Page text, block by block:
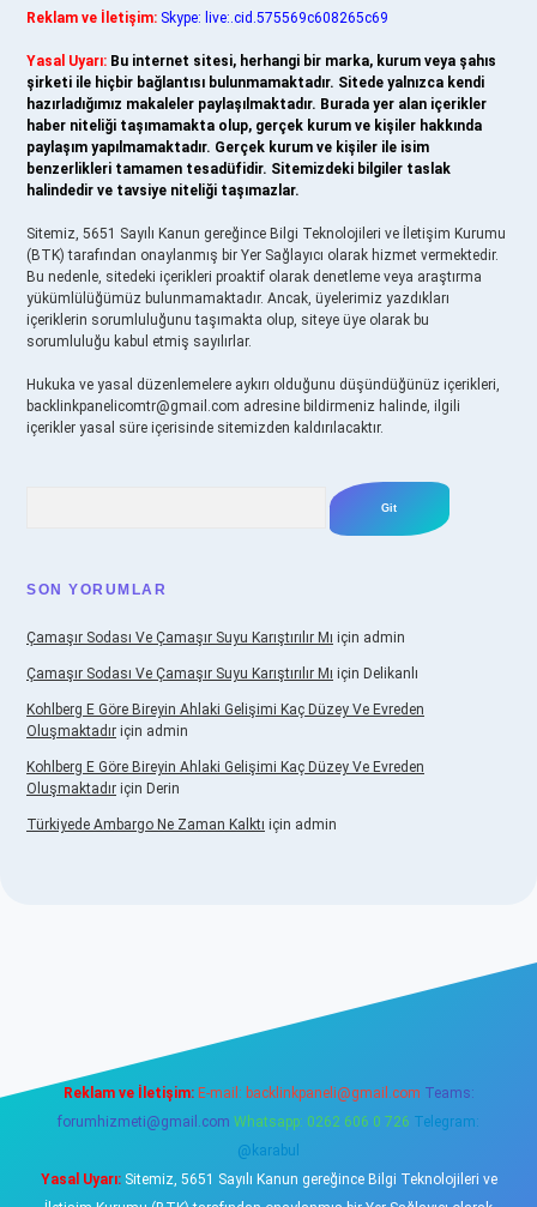
Reklam ve İletişim: Skype: live:.cid.575569c608265c69
Yasal Uyarı: Bu internet sitesi, herhangi bir marka, kurum veya şahıs
şirketi ile hiçbir bağlantısı bulunmamaktadır. Sitede yalnızca kendi
hazırladığımız makaleler paylaşılmaktadır. Burada yer alan içerikler
haber niteliği taşımamakta olup, gerçek kurum ve kişiler hakkında
paylaşım yapılmamaktadır. Gerçek kurum ve kişiler ile isim
benzerlikleri tamamen tesadüfidir. Sitemizdeki bilgiler taslak
halindedir ve tavsiye niteliği taşımazlar.
Sitemiz, 5651 Sayılı Kanun gereğince Bilgi Teknolojileri ve İletişim Kurumu
(BTK) tarafından onaylanmış bir Yer Sağlayıcı olarak hizmet vermektedir.
Bu nedenle, sitedeki içerikleri proaktif olarak denetleme veya araştırma
yükümlülüğümüz bulunmamaktadır. Ancak, üyelerimiz yazdıkları
içeriklerin sorumluluğunu taşımakta olup, siteye üye olarak bu
sorumluluğu kabul etmiş sayılırlar.
Hukuka ve yasal düzenlemelere aykırı olduğunu düşündüğünüz içerikleri,
backlinkpanelicomtr@gmail.com adresine bildirmeniz halinde, ilgili
içerikler yasal süre içerisinde sitemizden kaldırılacaktır.
SON YORUMLAR
Çamaşır Sodası Ve Çamaşır Suyu Karıştırılır Mı için admin
Çamaşır Sodası Ve Çamaşır Suyu Karıştırılır Mı için Delikanlı
Kohlberg E Göre Bireyin Ahlaki Gelişimi Kaç Düzey Ve Evreden
Oluşmaktadır için admin
Kohlberg E Göre Bireyin Ahlaki Gelişimi Kaç Düzey Ve Evreden
Oluşmaktadır için Derin
Türkiyede Ambargo Ne Zaman Kalktı için admin
Reklam ve İletişim: E-mail: backlinkpaneli@gmail.com Teams:
forumhizmeti@gmail.com Whatsapp: 0262 606 0 726 Telegram:
@karabul
Yasal Uyarı:Sitemiz, 5651 Sayılı Kanun gereğince Bilgi Teknolojileri ve